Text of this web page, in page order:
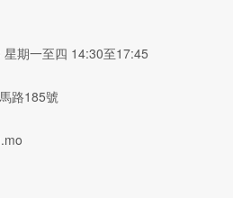
期一至四 14:30至17:45
路185號